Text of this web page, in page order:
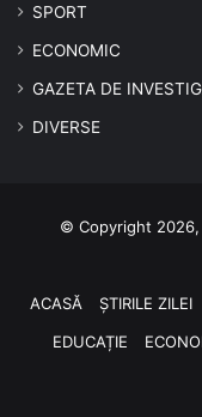
SPORT
ECONOMIC
GAZETA DE
DIVERSE
© Copyright 2026,
ACASĂ
ȘTIRILE ZILEI
EDUCAȚIE